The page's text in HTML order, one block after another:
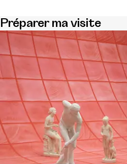
Préparer ma visite